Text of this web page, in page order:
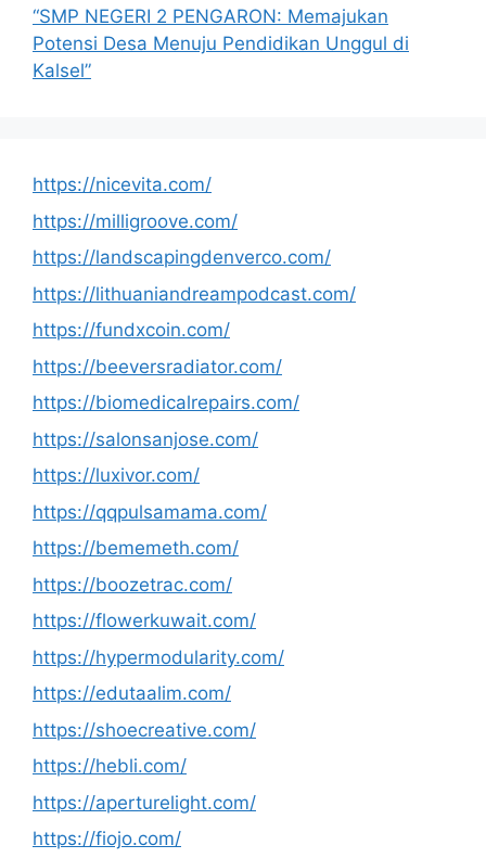
“SMP NEGERI 2 PENGARON: Memajukan
Potensi Desa Menuju Pendidikan Unggul di
Kalsel”
https://nicevita.com/
https://milligroove.com/
https://landscapingdenverco.com/
https://lithuaniandreampodcast.com/
https://fundxcoin.com/
https://beeversradiator.com/
https://biomedicalrepairs.com/
https://salonsanjose.com/
https://luxivor.com/
https://qqpulsamama.com/
https://bememeth.com/
https://boozetrac.com/
https://flowerkuwait.com/
https://hypermodularity.com/
https://edutaalim.com/
https://shoecreative.com/
https://hebli.com/
https://aperturelight.com/
https://fiojo.com/